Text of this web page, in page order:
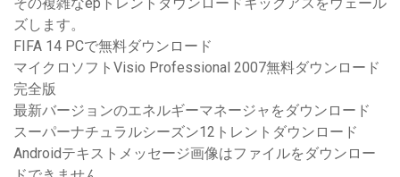
その複雑なepトレントダウンロードキックアスをウェール
ズします。
FIFA 14 PCで無料ダウンロード
マイクロソフトVisio Professional 2007無料ダウンロード
完全版
最新バージョンのエネルギーマネージャをダウンロード
スーパーナチュラルシーズン12トレントダウンロード
Androidテキストメッセージ画像はファイルをダウンロー